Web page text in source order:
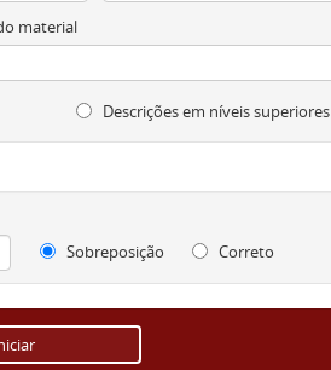
material
Descrições em níveis superiores
Sobreposição
Correto